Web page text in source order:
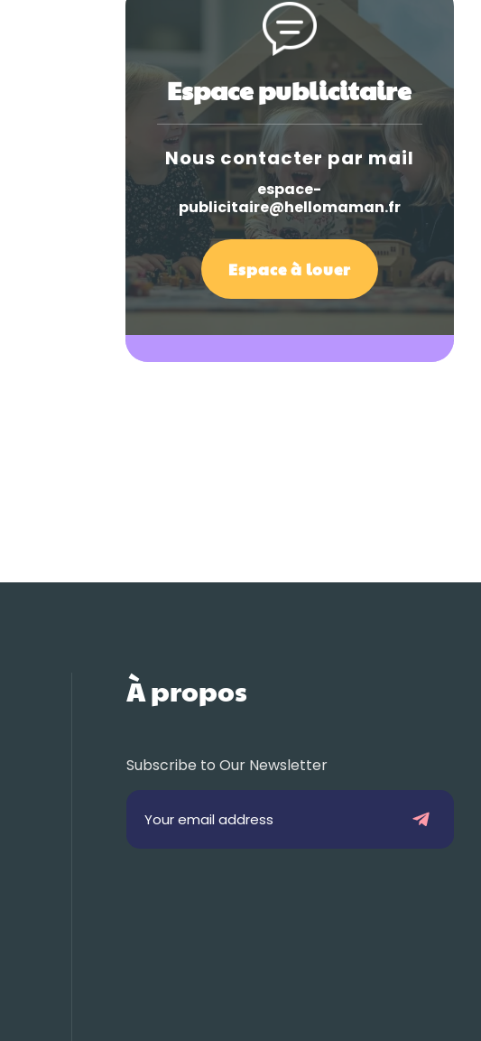
Espace publicitaire
Nous contacter par mail
espace-
publicitaire@hellomaman.fr
Espace à louer
À propos
Subscribe to Our Newsletter